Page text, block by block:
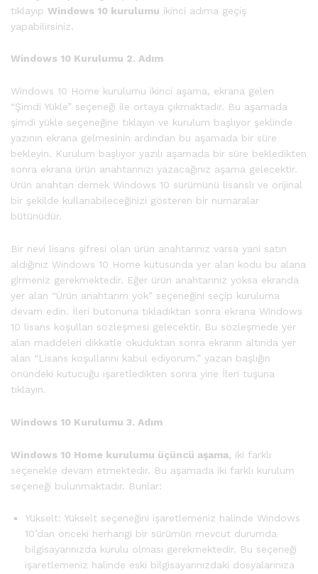
tıklayıp Windows 10 kurulumu ikinci adıma geçiş
yapabilirsiniz.
Windows 10 Kurulumu 2. Adım
Windows 10 Home kurulumu ikinci aşama, ekrana gelen
“Şimdi Yükle” seçeneği ile ortaya çıkmaktadır. Bu aşamada
şimdi yükle seçeneğine tıklayın ve kurulum başlıyor şeklinde
yazının ekrana gelmesinin ardından bu aşamada bir süre
bekleyin. Kurulum başlıyor yazılı aşamada bir süre bekledikten
sonra ekrana ürün anahtarınızı yazacağınız aşama gelecektir.
Ürün anahtarı demek Windows 10 sürümünü lisanslı ve orijinal
bir şekilde kullanabileceğinizi gösteren bir numaralar
bütünüdür.
Bir nevi lisans şifresi olan ürün anahtarınız varsa yani satın
aldığınız Windows 10 Home kutusunda yer alan kodu bu alana
girmeniz gerekmektedir. Eğer ürün anahtarınız yoksa ekranda
yer alan “Ürün anahtarım yok” seçeneğini seçip kuruluma
devam edin. İleri butonuna tıkladıktan sonra ekrana Windows
10 lisans koşulları sözleşmesi gelecektir. Bu sözleşmede yer
alan maddeleri dikkatle okuduktan sonra ekranın altında yer
alan “Lisans koşullarını kabul ediyorum.” yazan başlığın
önündeki kutucuğu işaretledikten sonra yine İleri tuşuna
tıklayın.
Windows 10 Kurulumu 3. Adım
Windows 10 Home kurulumu üçüncü aşama, iki farklı
seçenekle devam etmektedir. Bu aşamada iki farklı kurulum
seçeneği bulunmaktadır. Bunlar:
Yükselt: Yükselt seçeneğini işaretlemeniz halinde Windows
10’dan önceki herhangi bir sürümün mevcut durumda
bilgisayarınızda kurulu olması gerekmektedir. Bu seçeneği
işaretlemeniz halinde eski bilgisayarınızdaki dosyalarınıza